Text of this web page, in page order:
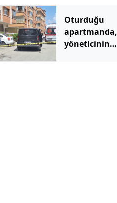
öldü!
Oturduğu
apartmanda,
yöneticinin